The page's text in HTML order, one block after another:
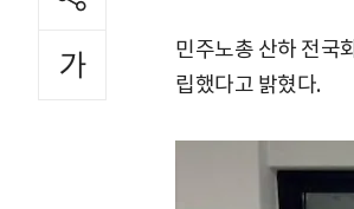
민주노총 산하 전국
립했다고 밝혔다.